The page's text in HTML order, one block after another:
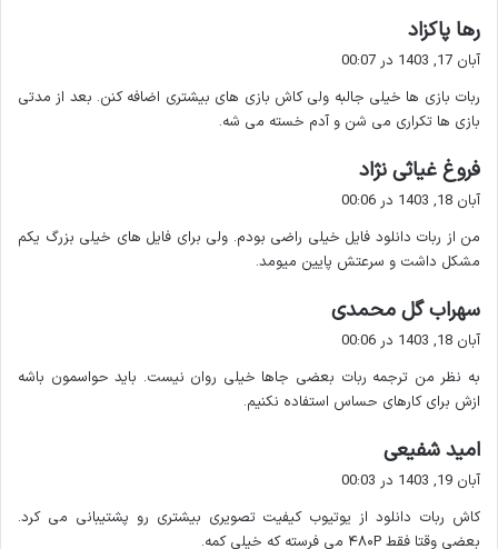
فایل صوتی را دریافت کنید.
۳. ربات @gamee – بازی های آنلاین
اگر علاقه مند به بازی های آنلاین هستید ربات @gamee بهترین
رقابتی را ارائه می دهد که می توانید با دوستان خود بازی کنید و
رکورد بزنید.
نحوه استفاده :
وارد ربات شوید و روی
یکی از بازی ها را انتخاب کنید.
بازی را شروع کنید و امتیاز خود را با دوستانتان به اشتراک
بگذارید.
هوا
با این ربات می توانید وضعیت آب و هوا را برای
رها پاکزاد
ف
:
آبان 17, 1403 در 00:07
ربات بازی ها خیلی جالبه ولی کاش بازی های بیشتری اضافه کنن. بعد از مدتی
بازی ها تکراری می شن و آدم خسته می شه.
فروغ غیاثی نژاد
ف
:
آبان 18, 1403 در 00:06
من از ربات دانلود فایل خیلی راضی بودم. ولی برای فایل های خیلی بزرگ یکم
مشکل داشت و سرعتش پایین میومد.
سهراب گل محمدی
:
آبان 18, 1403 در 00:06
به نظر من ترجمه ربات بعضی جاها خیلی روان نیست. باید حواسمون باشه
ازش برای کارهای حساس استفاده نکنیم.
امید شفیعی
:
آبان 19, 1403 در 00:03
کاش ربات دانلود از یوتیوب کیفیت تصویری بیشتری رو پشتیبانی می کرد.
بعضی وقتا فقط ۴۸۰P می فرسته که خیلی کمه.